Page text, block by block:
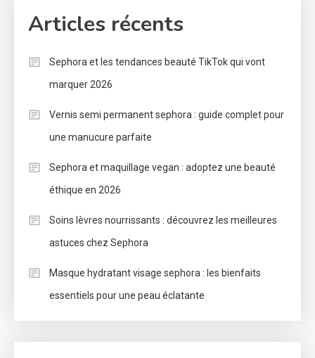
Articles récents
Sephora et les tendances beauté TikTok qui vont
marquer 2026
Vernis semi permanent sephora : guide complet pour
une manucure parfaite
Sephora et maquillage vegan : adoptez une beauté
éthique en 2026
Soins lèvres nourrissants : découvrez les meilleures
astuces chez Sephora
Masque hydratant visage sephora : les bienfaits
essentiels pour une peau éclatante